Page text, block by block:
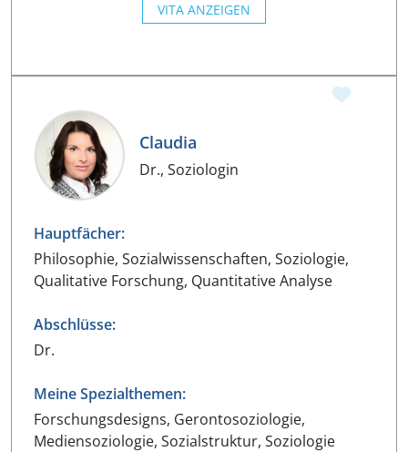
VITA ANZEIGEN
Claudia
Dr., Soziologin
Hauptfächer:
Philosophie, Sozialwissenschaften, Soziologie,
Qualitative Forschung, Quantitative Analyse
Abschlüsse:
Dr.
Meine Spezialthemen:
Forschungsdesigns, Gerontosoziologie,
Mediensoziologie, Sozialstruktur, Soziologie